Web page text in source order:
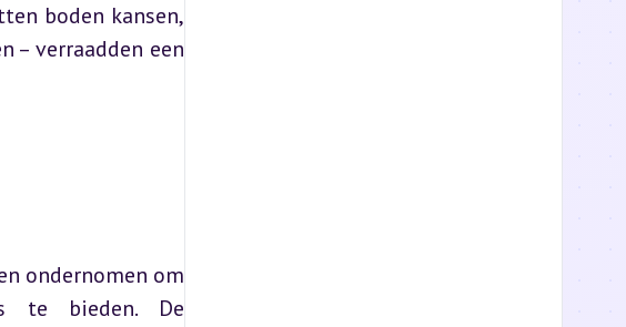
boden kansen,
– verraadden een
ondernomen om
te bieden. De